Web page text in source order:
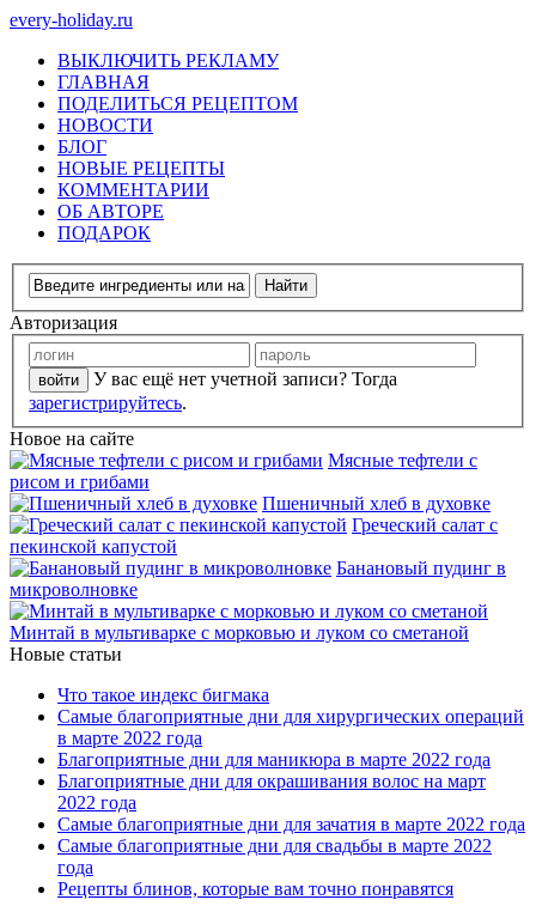
every-holiday.ru
ВЫКЛЮЧИТЬ РЕКЛАМУ
ГЛАВНАЯ
ПОДЕЛИТЬСЯ РЕЦЕПТОМ
НОВОСТИ
БЛОГ
НОВЫЕ РЕЦЕПТЫ
КОММЕНТАРИИ
ОБ АВТОРЕ
ПОДАРОК
Авторизация
У вас ещё нет учетной записи? Тогда
зарегистрируйтесь.
Новое на сайте
Мясные тефтели с
рисом и грибами
Пшеничный хлеб в духовке
Греческий салат с
пекинской капустой
Банановый пудинг в
микроволновке
Минтай в мультиварке с морковью и луком со сметаной
Новые статьи
Что такое индекс бигмака
Самые благоприятные дни для хирургических операций
в марте 2022 года
Благоприятные дни для маникюра в марте 2022 года
Благоприятные дни для окрашивания волос на март
2022 года
Самые благоприятные дни для зачатия в марте 2022 года
Самые благоприятные дни для свадьбы в марте 2022
года
Рецепты блинов, которые вам точно понравятся